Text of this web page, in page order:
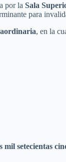
por la Sala
para
, en la
mil setecientas